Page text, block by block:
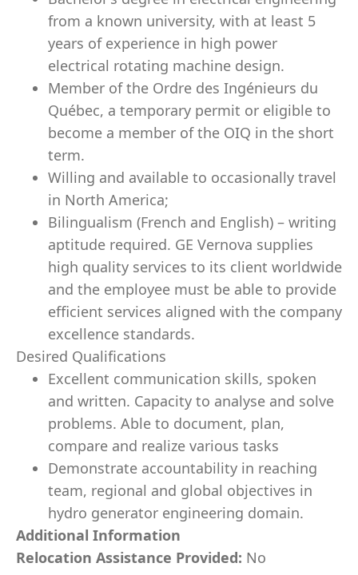
from a known university, with at least 5
years of experience in high power
electrical rotating machine design.
Member of the Ordre des Ingénieurs du
Québec, a temporary permit or eligible to
become a member of the OIQ in the short
term.
Willing and available to occasionally travel
in North America;
Bilingualism (French and English) – writing
aptitude required. GE Vernova supplies
high quality services to its client worldwide
and the employee must be able to provide
efficient services aligned with the company
excellence standards.
Desired Qualifications
Excellent communication skills, spoken
and written. Capacity to analyse and solve
problems. Able to document, plan,
compare and realize various tasks
Demonstrate accountability in reaching
team, regional and global objectives in
hydro generator engineering domain.
Additional Information
Relocation Assistance Provided: No